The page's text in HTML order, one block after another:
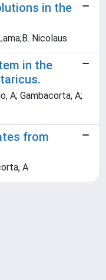
in the
Nicolaus
in the
A; Gambacorta, A;
from
A